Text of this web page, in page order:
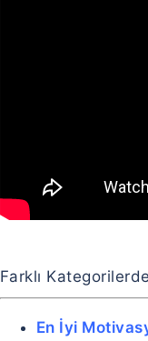
Farklı
En İyi